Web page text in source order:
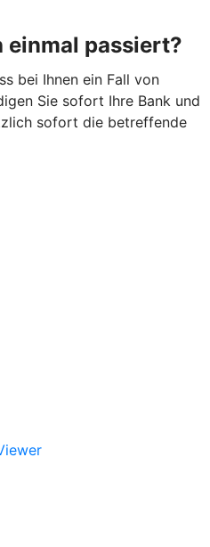
einmal passiert?
bei Ihnen ein Fall von
Sie sofort Ihre Bank und
sofort die betreffende